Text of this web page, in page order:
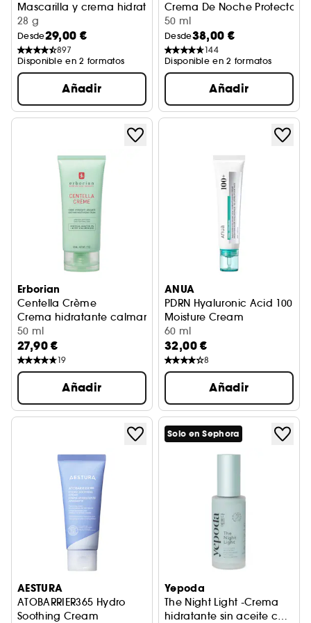
Mascarilla y crema hidratante facial
28 g
Desde29,00 €
897
Disponible en 2 formatos
Añadir
Crema De Noche Protectora
50 ml
Desde38,00 €
144
Disponible en 2 formatos
Añadir
Erborian
Centella Crème
Crema hidratante calmante
50 ml
27,90 €
19
Añadir
ANUA
PDRN Hyaluronic Acid 100
Moisture Cream
Crema hidratante ligera
60 ml
32,00 €
8
Añadir
AESTURA
ATOBARRIER365 Hydro
Soothing Cream
Solo en Sephora
Yepoda
The Night Light -Crema
hidratante sin aceite con